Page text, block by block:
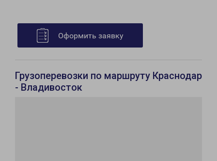
Оформить заявку
Грузоперевозки по маршруту Краснодар
- Владивосток